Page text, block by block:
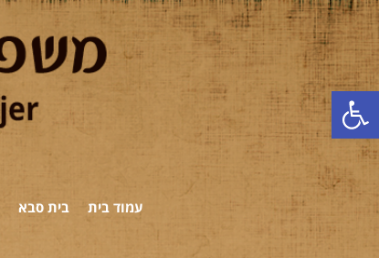
פתח סרגל נגישות
עמוד בית בית סבא